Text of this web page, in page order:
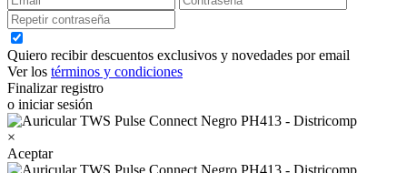
Quiero recibir descuentos exclusivos y novedades por email
Ver los términos y condiciones
Finalizar registro
o iniciar sesión
×
Aceptar